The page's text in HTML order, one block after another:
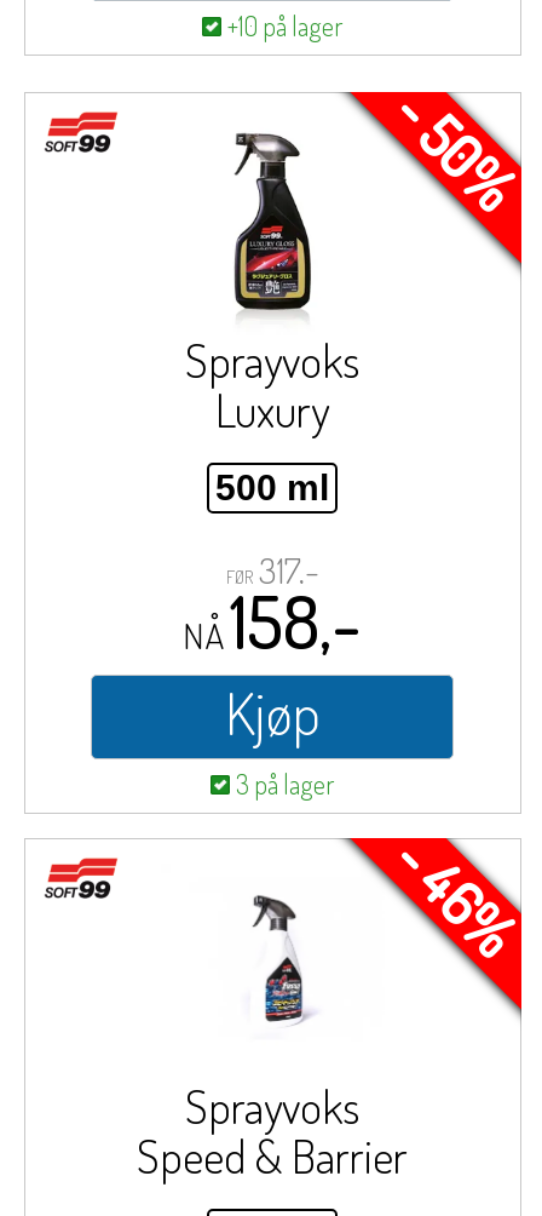
+10 på lager
- 50%
Sprayvoks
Luxury
500 ml
FØR 317,-
NÅ158,-
Kjøp
3 på lager
- 46%
Sprayvoks
Speed & Barrier